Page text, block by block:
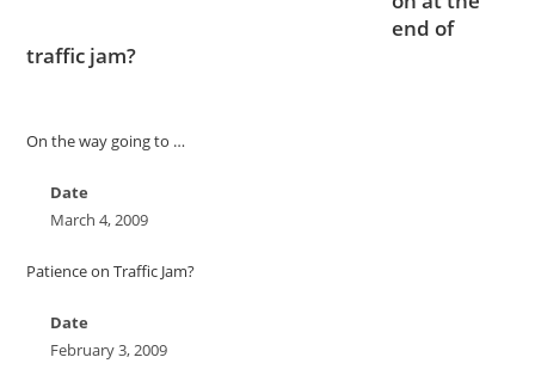
end of
traffic jam?
On the way going to …
Date
March 4, 2009
Patience on Traffic Jam?
Date
February 3, 2009